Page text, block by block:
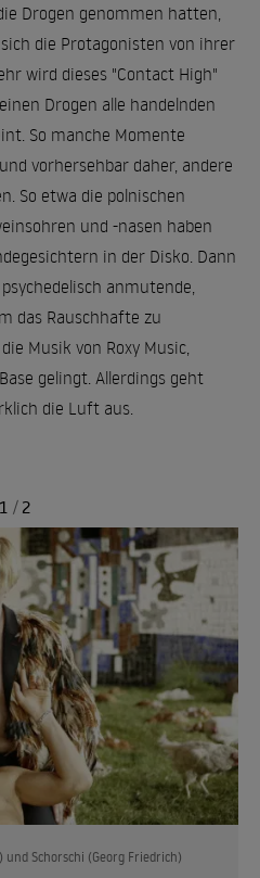
Drogen genommen hatten,
die Protagonisten von ihrer
wird dieses "Contact High"
Drogen alle handelnden
So manche Momente
vorhersehbar daher, andere
So etwa die polnischen
und -nasen haben
in der Disko. Dann
anmutende,
das Rauschhafte zu
Musik von Roxy Music,
gelingt. Allerdings geht
die Luft aus.
Schorschi (Georg Friedrich)
1 / 2